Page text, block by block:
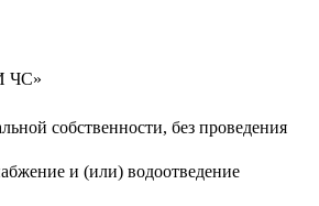
ЧС»
собственности, без проведения
и (или) водоотведение